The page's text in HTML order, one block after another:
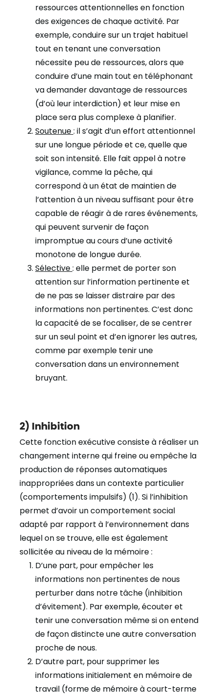
ressources attentionnelles en fonction
des exigences de chaque activité. Par
exemple, conduire sur un trajet habituel
tout en tenant une conversation
nécessite peu de ressources, alors que
conduire d’une main tout en téléphonant
va demander davantage de ressources
(d’où leur interdiction) et leur mise en
place sera plus complexe à planifier.
Soutenue: il s’agit d’un effort attentionnel
sur une longue période et ce, quelle que
soit son intensité. Elle fait appel à notre
vigilance, comme la pêche, qui
correspond à un état de maintien de
l’attention à un niveau suffisant pour être
capable de réagir à de rares événements,
qui peuvent survenir de façon
impromptue au cours d’une activité
monotone de longue durée.
Sélective: elle permet de porter son
attention sur l’information pertinente et
de ne pas se laisser distraire par des
informations non pertinentes. C’est donc
la capacité de se focaliser, de se centrer
sur un seul point et d’en ignorer les autres,
comme par exemple tenir une
conversation dans un environnement
bruyant.
2) Inhibition
Cette fonction exécutive consiste à réaliser un
changement interne qui freine ou empêche la
production de réponses automatiques
inappropriées dans un contexte particulier
(comportements impulsifs) (1). Si l’inhibition
permet d’avoir un comportement social
adapté par rapport à l’environnement dans
lequel on se trouve, elle est également
sollicitée au niveau de la mémoire :
D’une part, pour empêcher les
informations non pertinentes de nous
perturber dans notre tâche (inhibition
d’évitement). Par exemple, écouter et
tenir une conversation même si on entend
de façon distincte une autre conversation
proche de nous.
D’autre part, pour supprimer les
informations initialement en mémoire de
travail (forme de mémoire à court-terme